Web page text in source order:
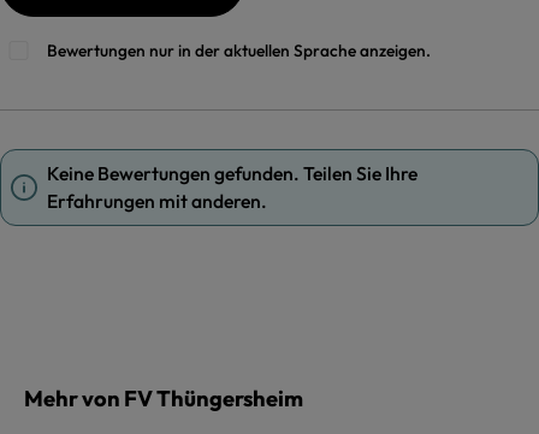
Bewertungen nur in der aktuellen Sprache anzeigen.
Keine Bewertungen gefunden. Teilen Sie Ihre
Erfahrungen mit anderen.
Mehr von FV Thüngersheim